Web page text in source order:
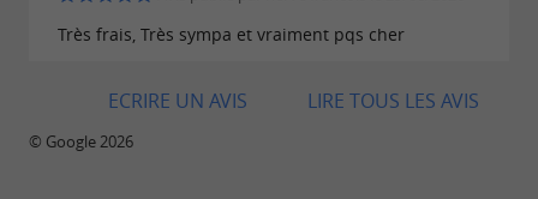
Très frais, Très sympa et vraiment pqs cher
LIRE TOUS LES AVIS
ECRIRE UN AVIS
© Google 2026